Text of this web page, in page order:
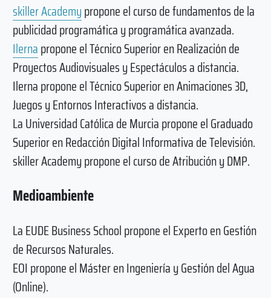
skiller Academypropone el curso de fundamentos de la
publicidad programática y programática avanzada.
Ilernapropone el Técnico Superior en Realización de
Proyectos Audiovisuales y Espectáculos a distancia.
Ilerna propone el Técnico Superior en Animaciones 3D,
Juegos y Entornos Interactivos a distancia.
La Universidad Católica de Murcia propone el Graduado
Superior en Redacción Digital Informativa de Televisión.
skiller Academy propone el curso de Atribución y DMP.
Medioambiente
La EUDE Business School propone el Experto en Gestión
de Recursos Naturales.
EOI propone el Máster en Ingeniería y Gestión del Agua
(Online).